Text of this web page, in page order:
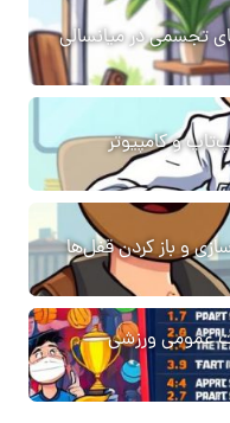
تجسمی در میانسالی
و کامپیوتر
و باز کردن قفل‌ها
عمومی ورزشی